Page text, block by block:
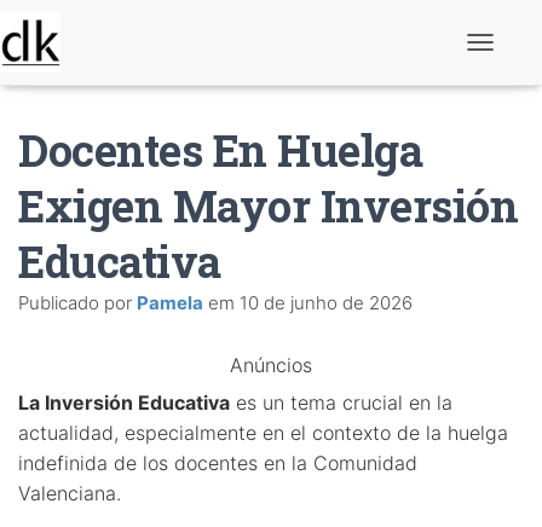
r
n
Docentes En Huelga
Exigen Mayor Inversión
Educativa
Publicado por Pamela em 10 de junho de 2026
Anúncios
La Inversión Educativa es un tema crucial en la
actualidad, especialmente en el contexto de la huelga
indefinida de los docentes en la Comunidad
Valenciana.